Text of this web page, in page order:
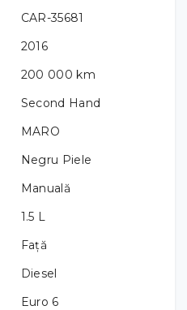
CAR-35681
2016
200 000 km
Second Hand
MARO
Negru Piele
Manuală
1.5 L
Față
Diesel
Euro 6